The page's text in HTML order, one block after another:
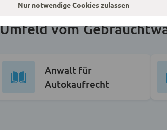
vom
Anwalt für
Autokaufrecht
Nur notwendige Cookies zulassen